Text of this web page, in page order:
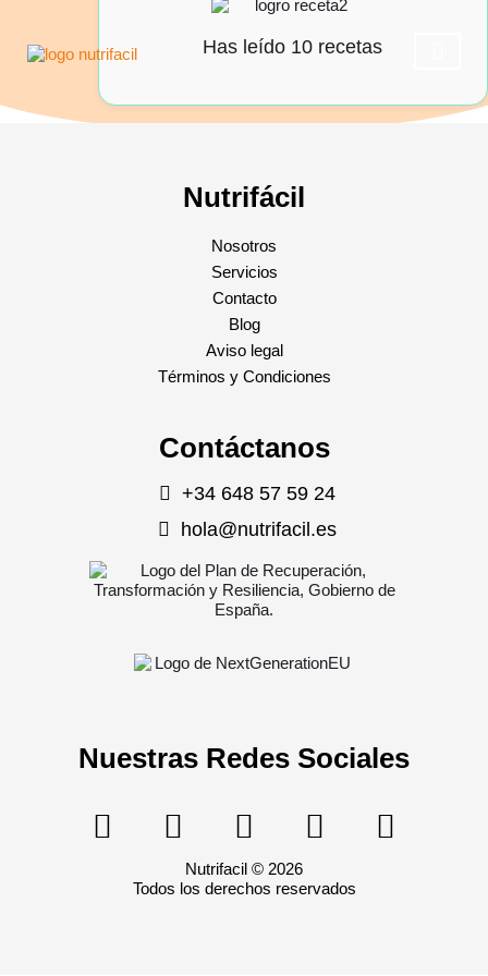
Has leído 10 recetas
Nutrifácil
Nosotros
Servicios
Contacto
Blog
Aviso legal
Términos y Condiciones
Contáctanos
+34 648 57 59 24
hola@nutrifacil.es
Nuestras Redes Sociales
Nutrifacil © 2026
Todos los derechos reservados